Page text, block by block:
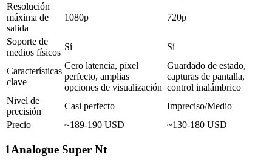
Resolución
máxima de
salida
1080p 720p
Soporte de
medios físicos
Sí Sí
Características
clave
Cero latencia, píxel
perfecto, amplias
opciones de visualización
Guardado de estado,
capturas de pantalla,
control inalámbrico
Nivel de
precisión
Casi perfecto
Impreciso/Medio
Precio
~189-190 USD ~130-180 USD
1Analogue Super Nt